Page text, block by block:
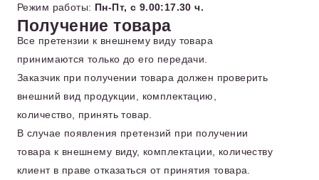
Режим работы: Пн-Пт, с 9.00:17.30 ч.
Получение товара
Все претензии к внешнему виду товара
принимаются только до его передачи.
Заказчик при получении товара должен проверить
внешний вид продукции, комплектацию,
количество, принять товар.
В случае появления претензий при получении
товара к внешнему виду, комплектации, количеству
клиент в праве отказаться от принятия товара.